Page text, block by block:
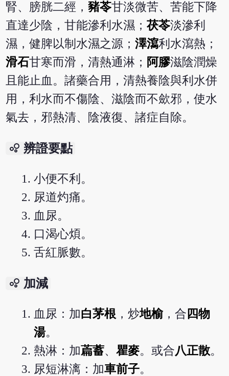
腎、膀胱二經，豬苓甘淡微苦、苦能下降
直達少陰，甘能滲利水濕；茯苓淡滲利
濕，健脾以制水濕之源；澤瀉利水瀉熱；
滑石甘寒而滑，清熱通淋； 阿膠滋陰潤燥
且能止血。諸藥合用，清熱養陰與利水併
用，利水而不傷陰、滋陰而不歛邪，使水
氣去，邪熱清、陰液復、諸症自除。
bubble_chart 辨證要點
小便不利。
尿道灼痛。
血尿。
口渴心煩。
舌紅脈數。
bubble_chart 加減
血尿：加白茅根 ，炒地榆，合 四物
湯。
熱淋：加萹蓄、瞿麥。或合八正散。
尿短淋漓：加車前子。